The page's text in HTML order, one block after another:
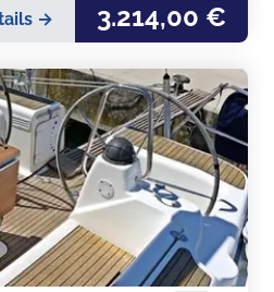
→ 3.214,00 €